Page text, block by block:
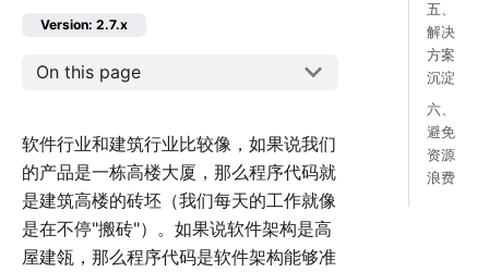
Version: 2.7.x
On this page
软件行业和建筑行业比较像，如果说我们
的产品是一栋高楼大厦，那么程序代码就
是建筑高楼的砖坯（我们每天的工作就像
是在不停"搬砖"）。如果说软件架构是高
屋建瓴，那么程序代码是软件架构能够准
五、
解决
方案
沉淀
六、
避免
资源
浪费